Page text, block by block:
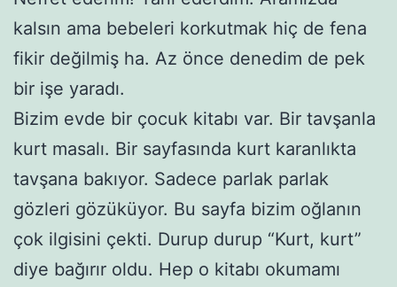
kalsın ama bebeleri korkutmak hiç de fena
fikir değilmiş ha. Az önce denedim de pek
bir işe yaradı.
Bizim evde bir çocuk kitabı var. Bir tavşanla
kurt masalı. Bir sayfasında kurt karanlıkta
tavşana bakıyor. Sadece parlak parlak
gözleri gözüküyor. Bu sayfa bizim oğlanın
çok ilgisini çekti. Durup durup “Kurt, kurt”
diye bağırır oldu. Hep o kitabı okumamı